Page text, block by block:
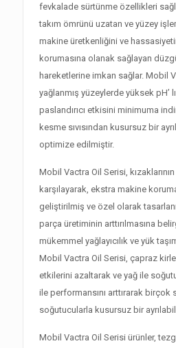
fevkalade sürtünme özellikleri
takım ömrünü uzatan ve yüzey
makine üretkenliğini ve
korumasına olanak sağlayan
hareketlerine imkan sağlar. Mobil
yağlanmış yüzeylerde yüksek pH’
paslandırıcı etkisini minimuma
kesme sıvısından kusursuz bir
optimize edilmiştir.
Mobil Vactra Oil Serisi,
karşılayarak, ekstra makine
geliştirilmiş ve özel olarak
parça üretiminin arttırılmasına
mükemmel yağlayıcılık ve yük
Mobil Vactra Oil Serisi, çapraz
etkilerini azaltarak ve yağ ile
ile performansını arttırarak birçok
soğutucularla kusursuz bir
Mobil Vactra Oil Serisi ürünler,